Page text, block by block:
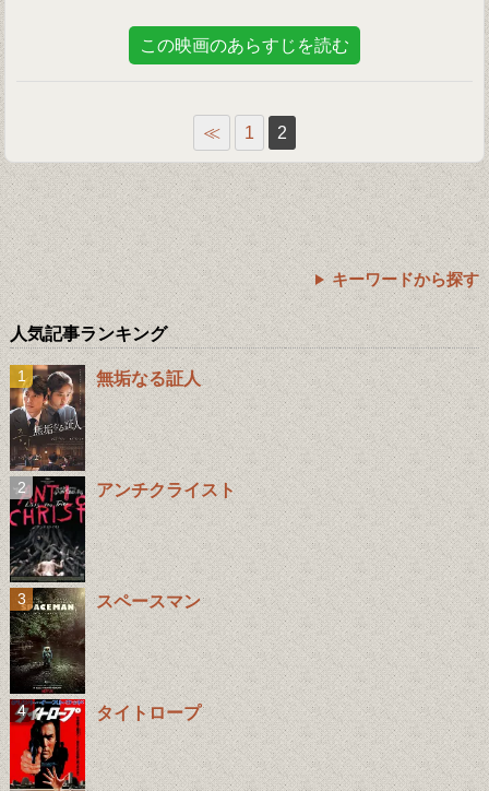
この映画のあらすじを読む
≪ 1 2
キーワードから探す
人気記事ランキング
無垢なる証人
アンチクライスト
スペースマン
タイトロープ